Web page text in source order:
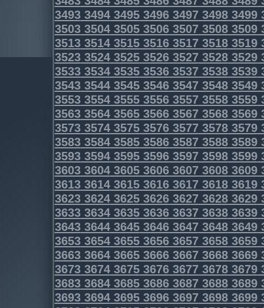
3493349434953496349734983499
3503350435053506350735083509
3513351435153516351735183519
3523352435253526352735283529
3533353435353536353735383539
3543354435453546354735483549
3553355435553556355735583559
3563356435653566356735683569
3573357435753576357735783579
3583358435853586358735883589
3593359435953596359735983599
3603360436053606360736083609
3613361436153616361736183619
3623362436253626362736283629
3633363436353636363736383639
3643364436453646364736483649
3653365436553656365736583659
3663366436653666366736683669
3673367436753676367736783679
3683368436853686368736883689
3693369436953696369736983699